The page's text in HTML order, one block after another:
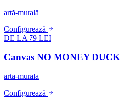
artă-murală
Configurează
DE LA 79 LEI
Canvas NO MONEY DUCK
artă-murală
Configurează